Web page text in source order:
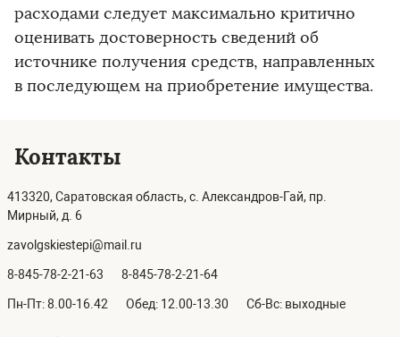
расходами следует максимально критично
оценивать достоверность сведений об
источнике получения средств, направленных
в последующем на приобретение имущества.
Контакты
413320, Саратовская область, с. Александров-Гай, пр.
Мирный, д. 6
zavolgskiestepi@mail.ru
8-845-78-2-21-63 8-845-78-2-21-64
Пн-Пт: 8.00-16.42 Обед: 12.00-13.30 Сб-Вс: выходные